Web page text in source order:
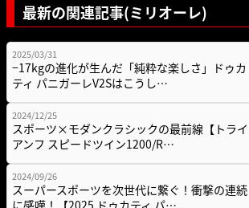
最新の関連記事(ミリオーレ)
2025/03/31
−17kgの進化が生んだ「純粋な楽しさ」ドゥカ
ティ パニガーレV2Sはこうし…
2024/12/25
スポーツ×モダンクラシックの最前線【トライ
アンフ スピードツイン1200/R…
2024/09/26
スーパースポーツを次世代に繋ぐ！衝撃の連続
に感嘆！【2025 ドゥカティ パ…